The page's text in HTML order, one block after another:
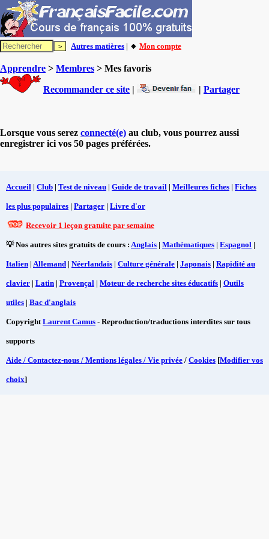
Autres matières | 🔸 Mon compte
Apprendre > Membres > Mes favoris
Recommander ce site | | Partager
Lorsque vous serez connecté(e) au club, vous pourrez aussi
enregistrer ici vos 50 pages préférées.
Accueil | Club | Test de niveau | Guide de travail | Meilleures fiches | Fiches
les plus populaires | Partager | Livre d'or
Recevoir 1 leçon gratuite par semaine
💡 Nos autres sites gratuits de cours : Anglais | Mathématiques | Espagnol |
Italien | Allemand | Néerlandais | Culture générale | Japonais | Rapidité au
clavier | Latin | Provençal | Moteur de recherche sites éducatifs | Outils
utiles | Bac d'anglais
CopyrightLaurent Camus - Reproduction/traductions interdites sur tous
supports
Aide / Contactez-nous / Mentions légales / Vie privée / Cookies [Modifier vos
choix]